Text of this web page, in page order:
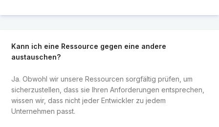
Kann ich eine Ressource gegen eine andere
austauschen?
Ja. Obwohl wir unsere Ressourcen sorgfältig prüfen, um
sicherzustellen, dass sie Ihren Anforderungen entsprechen,
wissen wir, dass nicht jeder Entwickler zu jedem
Unternehmen passt.